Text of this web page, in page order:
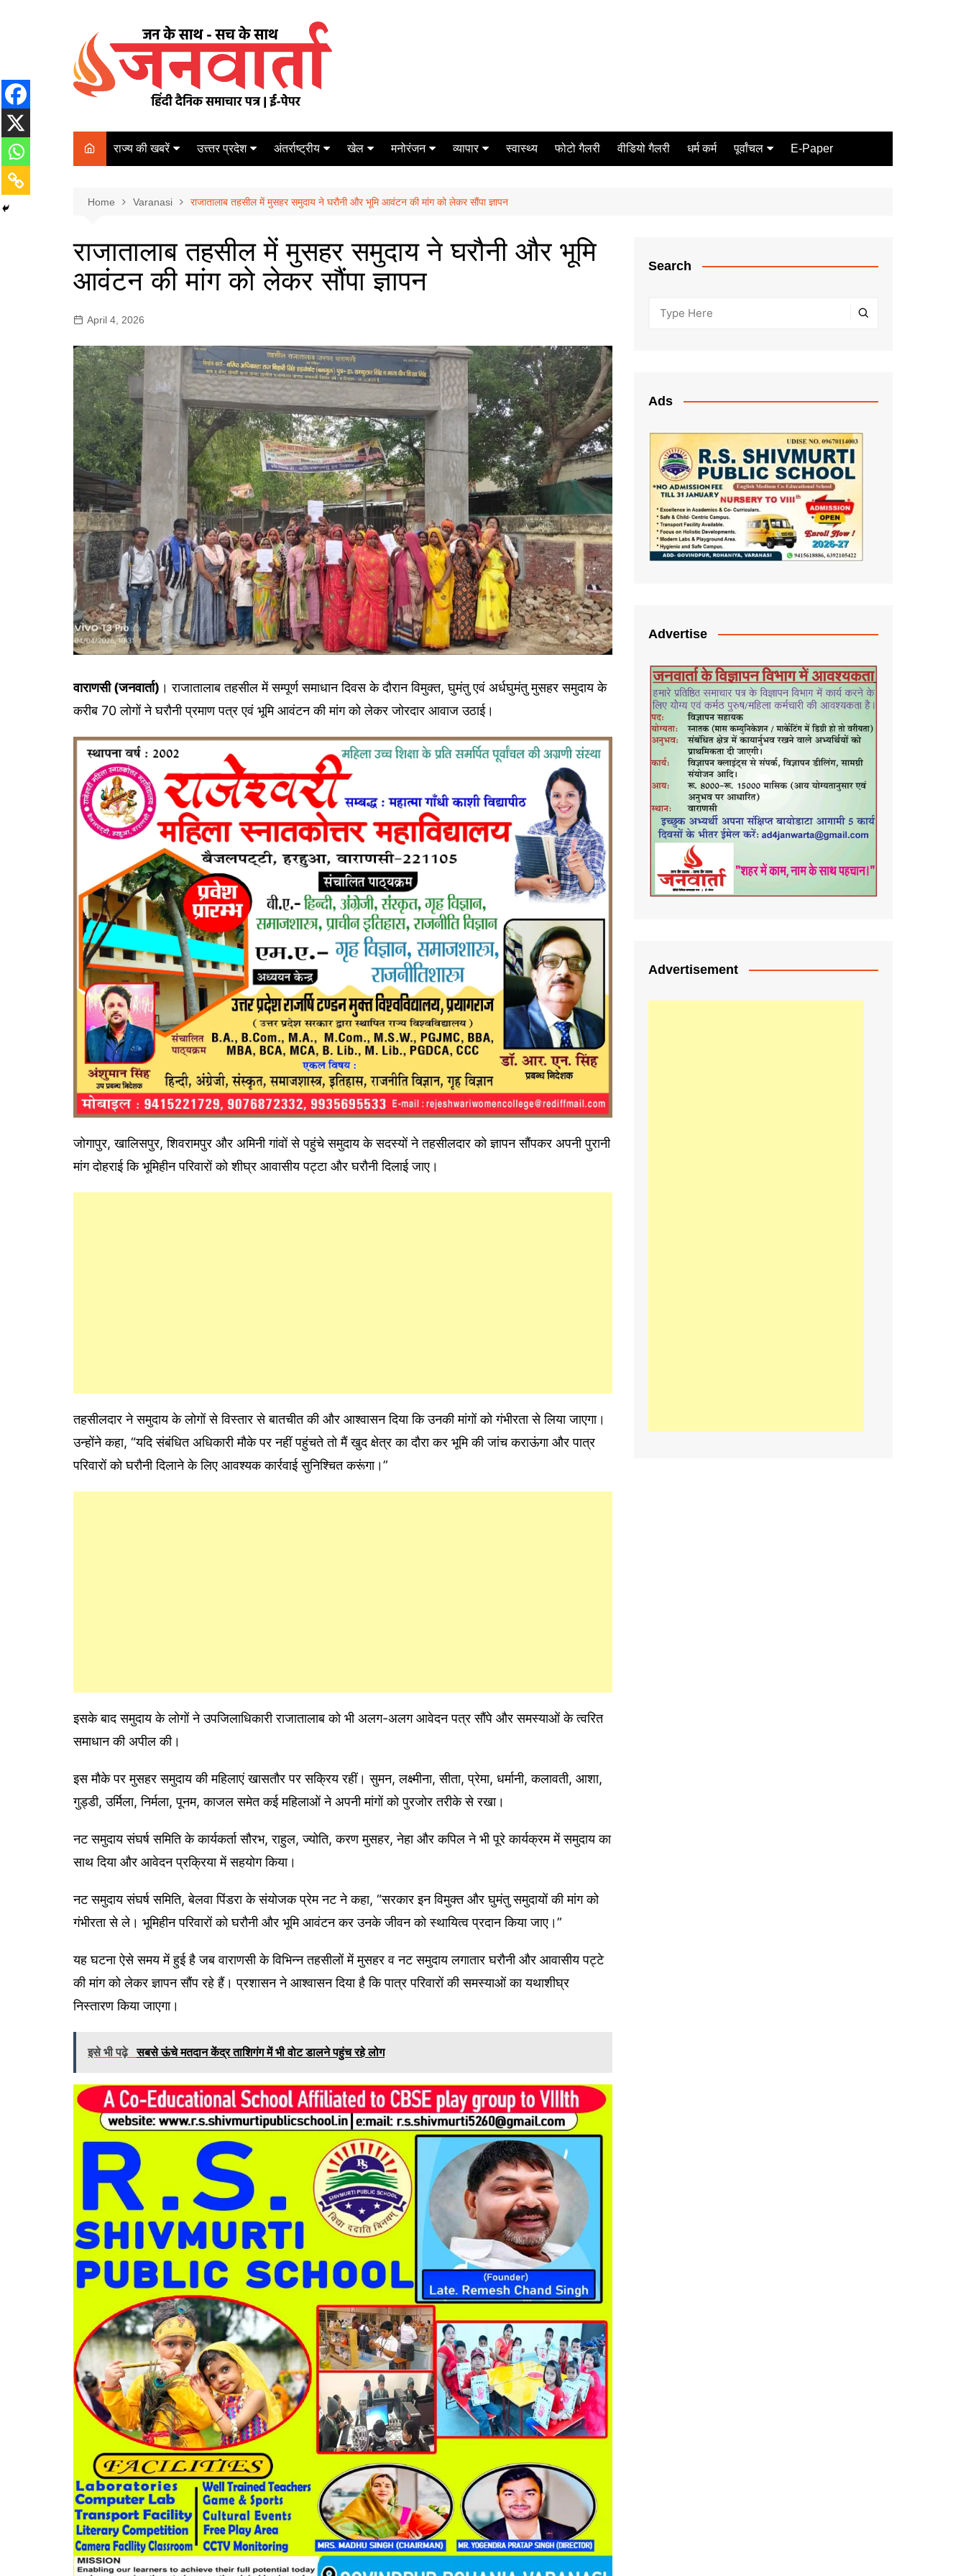
राज्य की खबरें
पटना
कोलकाता
नई दिल्ली
मुम्बई
उत्त्तर प्रदेश
कानपुर
आज़मगढ़
ग़ाज़ीपुर
लखनऊ
सोनभद्र
अंतर्राष्ट्रीय खेल
टेनिस
मनोरंजन
मिर्च मसाला
व्यापार
ऑटो मोबाइल
स्वास्थ्य फोटो गैलरी वीडियो गैलरी धर्म कर्म पूर्वांचल E-Paper
Home Varanasi राजातालाब तहसील में मुसहर समुदाय ने घरौनी और भूमि आवंटन की मांग को लेकर सौंपा ज्ञापन
राजातालाब तहसील में मुसहर समुदाय ने घरौनी और भूमि
आवंटन की मांग को लेकर सौंपा ज्ञापन
April 4, 2026
वाराणसी (जनवार्ता) । राजातालाब तहसील में सम्पूर्ण समाधान दिवस के दौरान विमुक्त, घुमंतु एवं अर्धघुमंतु मुसहर समुदाय के
करीब 70 लोगों ने घरौनी प्रमाण पत्र एवं भूमि आवंटन की मांग को लेकर जोरदार आवाज उठाई।
जोगापुर, खालिसपुर, शिवरामपुर और अमिनी गांवों से पहुंचे समुदाय के सदस्यों ने तहसीलदार को ज्ञापन सौंपकर अपनी पुरानी
मांग दोहराई कि भूमिहीन परिवारों को शीघ्र आवासीय पट्टा और घरौनी दिलाई जाए।
तहसीलदार ने समुदाय के लोगों से विस्तार से बातचीत की और आश्वासन दिया कि उनकी मांगों को गंभीरता से लिया जाएगा।
उन्होंने कहा, “यदि संबंधित अधिकारी मौके पर नहीं पहुंचते तो मैं खुद क्षेत्र का दौरा कर भूमि की जांच कराऊंगा और पात्र
परिवारों को घरौनी दिलाने के लिए आवश्यक कार्रवाई सुनिश्चित करूंगा।”
इसके बाद समुदाय के लोगों ने उपजिलाधिकारी राजातालाब को भी अलग-अलग आवेदन पत्र सौंपे और समस्याओं के त्वरित
समाधान की अपील की।
इस मौके पर मुसहर समुदाय की महिलाएं खासतौर पर सक्रिय रहीं। सुमन, लक्ष्मीना, सीता, प्रेमा, धर्मानी, कलावती, आशा,
गुड्डी, उर्मिला, निर्मला, पूनम, काजल समेत कई महिलाओं ने अपनी मांगों को पुरजोर तरीके से रखा।
नट समुदाय संघर्ष समिति के कार्यकर्ता सौरभ, राहुल, ज्योति, करण मुसहर, नेहा और कपिल ने भी पूरे कार्यक्रम में समुदाय का
साथ दिया और आवेदन प्रक्रिया में सहयोग किया।
नट समुदाय संघर्ष समिति, बेलवा पिंडरा के संयोजक प्रेम नट ने कहा, “सरकार इन विमुक्त और घुमंतु समुदायों की मांग को
गंभीरता से ले। भूमिहीन परिवारों को घरौनी और भूमि आवंटन कर उनके जीवन को स्थायित्व प्रदान किया जाए।”
यह घटना ऐसे समय में हुई है जब वाराणसी के विभिन्न तहसीलों में मुसहर व नट समुदाय लगातार घरौनी और आवासीय पट्टे
की मांग को लेकर ज्ञापन सौंप रहे हैं। प्रशासन ने आश्वासन दिया है कि पात्र परिवारों की समस्याओं का यथाशीघ्र
निस्तारण किया जाएगा।
इसे भी पढ़े सबसे ऊंचे मतदान केंद्र ताशिगंग में भी वोट डालने पहुंच रहे लोग
Search
Ads
Advertise
Advertisement